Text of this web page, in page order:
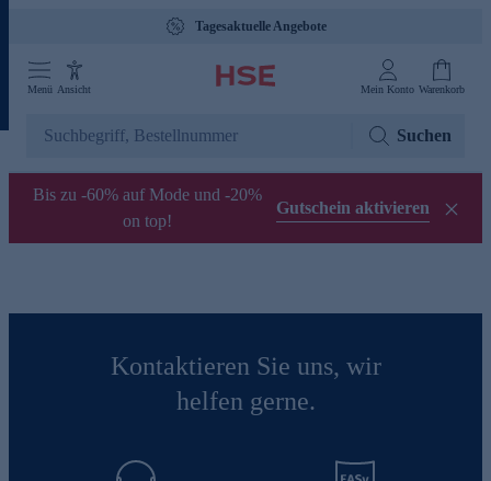
Tagesaktuelle Angebote
Menü Ansicht Mein Konto Warenkorb
Suchen
Bis zu -60% auf Mode und -20%
on top!
Gutschein aktivieren
Kontaktieren Sie uns, wir
helfen gerne.